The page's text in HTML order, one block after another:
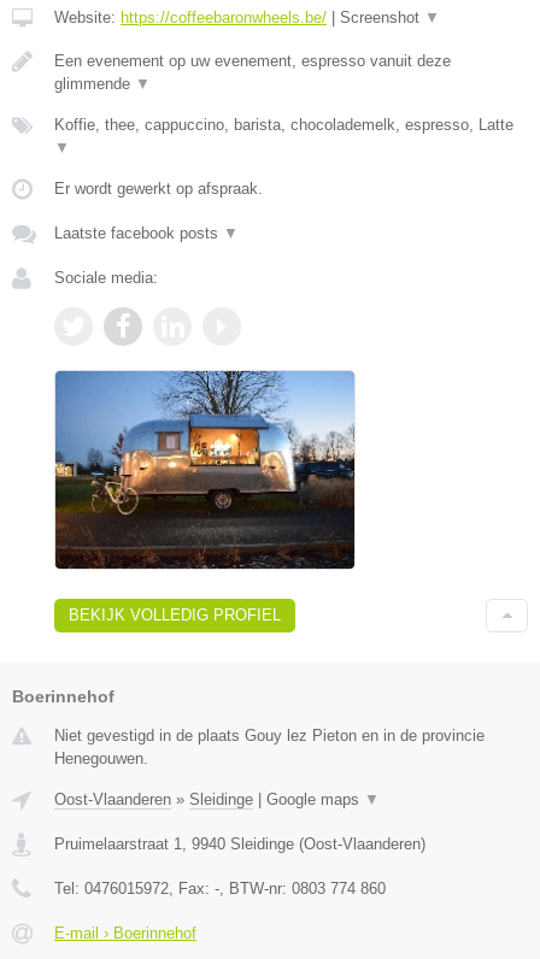
Website: https://coffeebaronwheels.be/ | Screenshot ▼
Een evenement op uw evenement, espresso vanuit deze
glimmende ▼
Koffie, thee, cappuccino, barista, chocolademelk, espresso, Latte
▼
Er wordt gewerkt op afspraak.
Laatste facebook posts ▼
Sociale media:
BEKIJK VOLLEDIG PROFIEL
Boerinnehof
Niet gevestigd in de plaats Gouy lez Pieton en in de provincie
Henegouwen.
Oost-Vlaanderen » Sleidinge Google maps ▼
Pruimelaarstraat 1, 9940 Sleidinge (Oost-Vlaanderen)
Tel: 0476015972, Fax: -, BTW-nr: 0803 774 860
E-mail › Boerinnehof